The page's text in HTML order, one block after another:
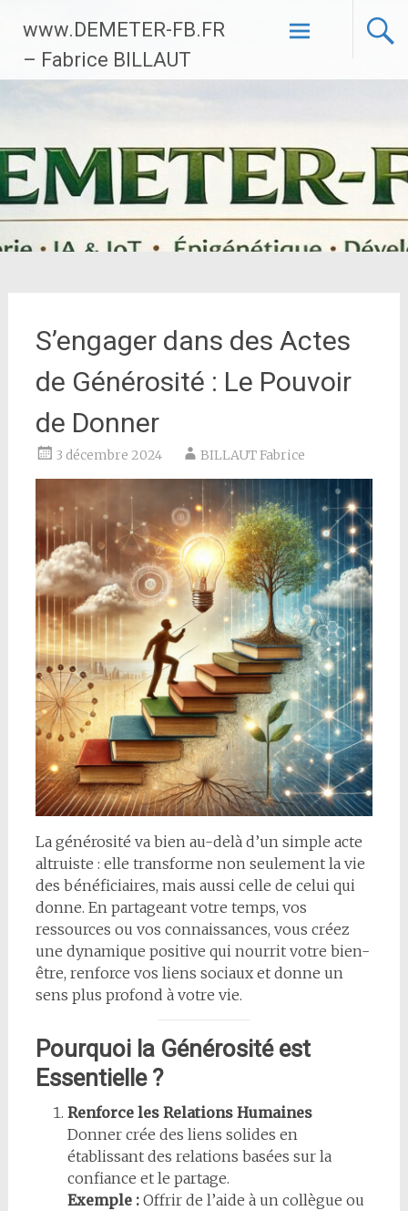
contenu
principal
www.DEMETER-FB.FR
– Fabrice BILLAUT
S’engager dans des Actes
de Générosité : Le Pouvoir
de Donner
3 décembre 2024 BILLAUT Fabrice
La générosité va bien au-delà d’un simple acte
altruiste : elle transforme non seulement la vie
des bénéficiaires, mais aussi celle de celui qui
donne. En partageant votre temps, vos
ressources ou vos connaissances, vous créez
une dynamique positive qui nourrit votre bien-
être, renforce vos liens sociaux et donne un
sens plus profond à votre vie.
Pourquoi la Générosité est
Essentielle ?
Renforce les Relations Humaines
Donner crée des liens solides en
établissant des relations basées sur la
confiance et le partage.
Exemple :Offrir de l’aide à un collègue ou